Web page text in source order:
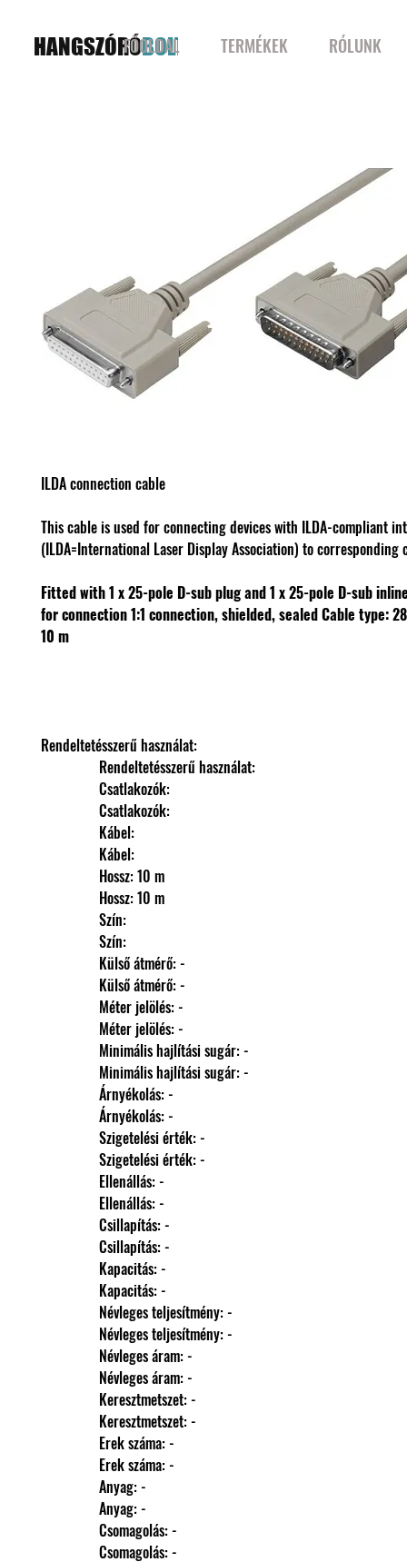
HANGSZÓRÓBOLT
FŐOLDAL TERMÉKEK RÓLUNK
ILDA connection cable
This cable is used for connecting devices with ILDA-compliant
(ILDA=International Laser Display Association) to corresponding
Fitted with 1 x 25-pole D-sub plug and 1 x 25-pole D-sub
for connection1:1 connection, shielded, sealedCable type:
10 m
Rendeltetésszerű használat:
                Rendeltetésszerű használat:
                Csatlakozók:
                Csatlakozók:
                Kábel:
                Kábel:
                Hossz: 10 m
                Hossz: 10 m
                Szín:
                Szín:
                Külső átmérő: -
                Külső átmérő: -
                Méter jelölés: -
                Méter jelölés: -
                Minimális hajlítási sugár: -
                Minimális hajlítási sugár: -
                Árnyékolás: -
                Árnyékolás: -
                Szigetelési érték: -
                Szigetelési érték: -
                Ellenállás: -
                Ellenállás: -
                Csillapítás: -
                Csillapítás: -
                Kapacitás: -
                Kapacitás: -
                Névleges teljesítmény: -
                Névleges teljesítmény: -
                Névleges áram: -
                Névleges áram: -
                Keresztmetszet: -
                Keresztmetszet: -
                Erek száma: -
                Erek száma: -
                Anyag: -
                Anyag: -
                Csomagolás: -
                Csomagolás: -